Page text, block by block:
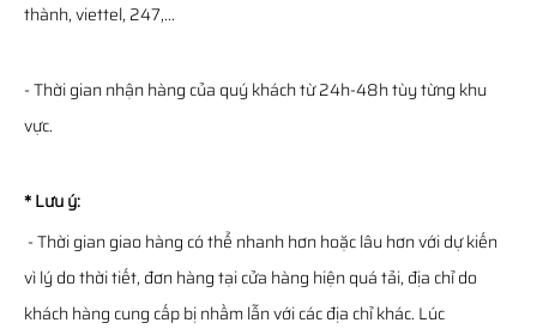
thành, viettel, 247,...
- Thời gian nhận hàng của quý khách từ 24h-48h tùy từng khu
vực.
* Lưu ý:
- Thời gian giao hàng có thể nhanh hơn hoặc lâu hơn với dự kiến
vì lý do thời tiết, đơn hàng tại cửa hàng hiện quá tải, địa chỉ do
khách hàng cung cấp bị nhầm lẫn với các địa chỉ khác. Lúc